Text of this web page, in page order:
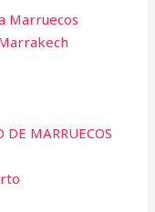
Marruecos
DE MARRUECOS